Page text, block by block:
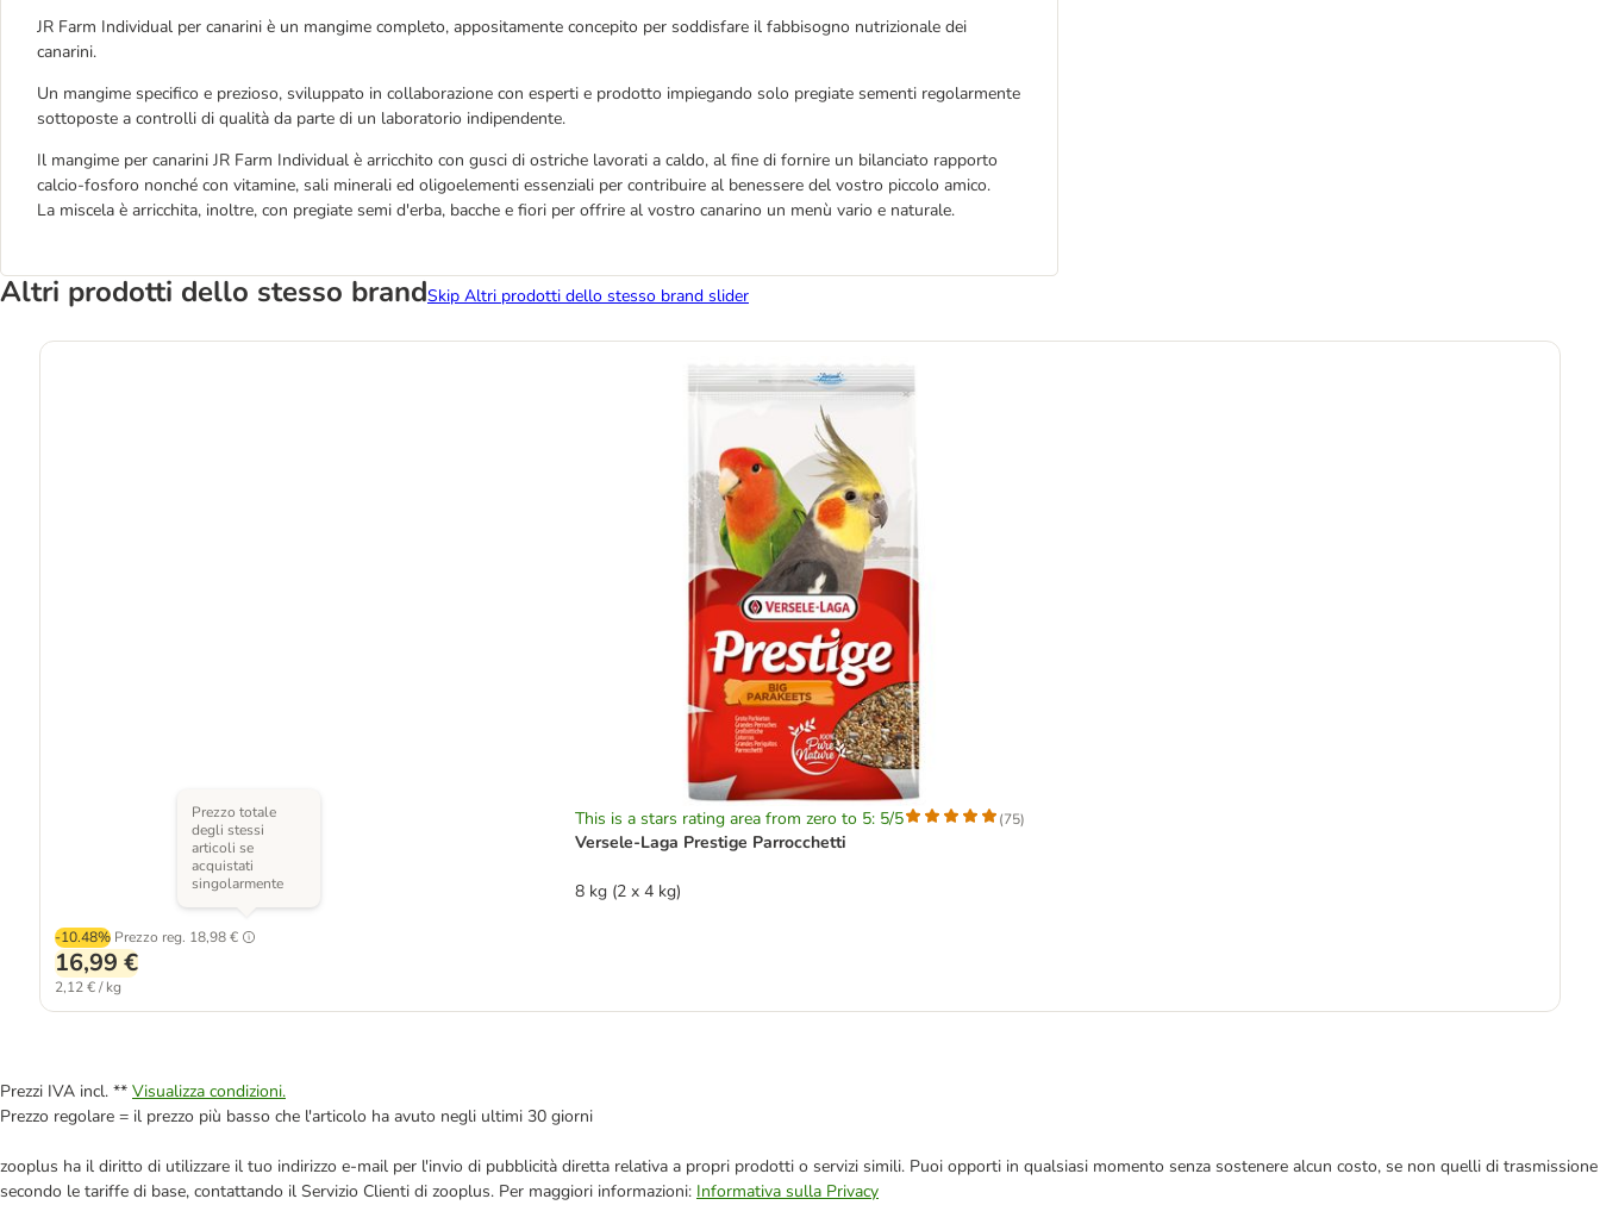
JR Farm Individual per canarini è un mangime completo, appositamente concepito per soddisfare il fabbisogno nutrizionale dei
canarini.
Un mangime specifico e prezioso, sviluppato in collaborazione con esperti e prodotto impiegando solo pregiate sementi regolarmente
sottoposte a controlli di qualità da parte di un laboratorio indipendente.
Il mangime per canarini JR Farm Individual è arricchito con gusci di ostriche lavorati a caldo, al fine di fornire un bilanciato rapporto
calcio-fosforo nonché con vitamine, sali minerali ed oligoelementi essenziali per contribuire al benessere del vostro piccolo amico.
La miscela è arricchita, inoltre, con pregiate semi d'erba, bacche e fiori per offrire al vostro canarino un menù vario e naturale.
Altri prodotti dello stesso brandSkip Altri prodotti dello stesso brand slider
This is a stars rating area from zero to 5: 5/5 (75)
Versele-Laga Prestige Parrocchetti
8 kg (2 x 4 kg)
-10.48% Prezzo reg. 18,98 €
Prezzo totale
degli stessi
articoli se
acquistati
singolarmente
16,99 €
2,12 € / kg
Prezzi IVA incl. ** Visualizza condizioni.
Prezzo regolare = il prezzo più basso che l'articolo ha avuto negli ultimi 30 giorni
zooplus ha il diritto di utilizzare il tuo indirizzo e-mail per l'invio di pubblicità diretta relativa a propri prodotti o servizi simili. Puoi opporti in qualsiasi momento senza sostenere alcun costo, se non quelli di trasmissione
secondo le tariffe di base, contattando il Servizio Clienti di zooplus. Per maggiori informazioni: Informativa sulla Privacy